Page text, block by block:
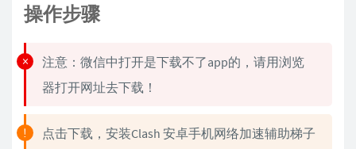
操作步骤
注意：微信中打开是下载不了app的，请用浏览
器打开网址去下载！
点击下载，安装Clash 安卓手机网络加速辅助梯子